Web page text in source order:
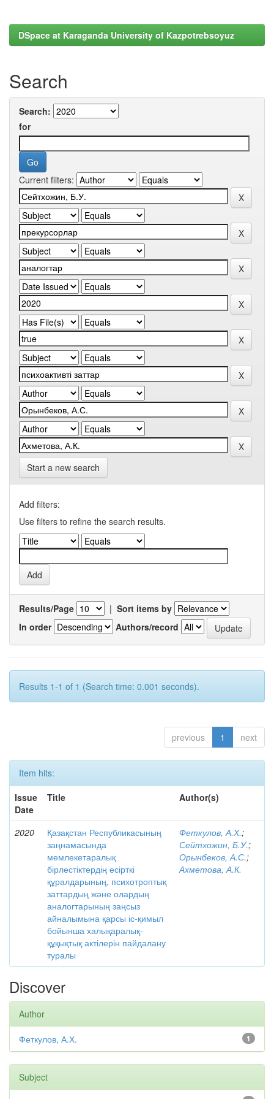
DSpace at Karaganda University of Kazpotrebsoyuz
Search
Search:
for
Current filters:
Start a new search
Add filters:
Use filters to refine the search results.
Results/Page | Sort items by
In order
Authors/record
Results 1-1 of 1 (Search time: 0.001 seconds).
previous 1 next
Item hits:
Issue
Date
Title Author(s)
2020
Қазақстан Республикасының
заңнамасында
мемлекетаралық
бірлестіктердің есірткі
құралдарының, психотроптық
заттардың және олардың
аналогтарының заңсыз
айналымына қарсы іс-қимыл
бойынша халықаралық-
құқықтық актілерін пайдалану
туралы
Феткулов, А.Х.;
Сейтхожин, Б.У.;
Орынбеков, А.С.;
Ахметова, А.К.
Discover
Author
1
Феткулов, А.Х.
Subject